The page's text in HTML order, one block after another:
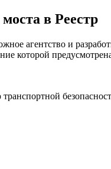
в Реестр
агентство и
которой